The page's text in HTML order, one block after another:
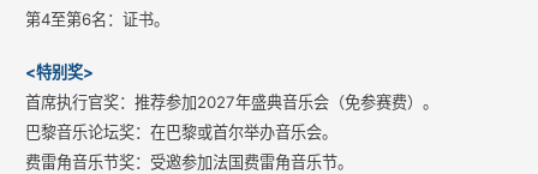
第4至第6名：证书。
<特别奖>
首席执行官奖：推荐参加2027年盛典音乐会（免参赛费）。
巴黎音乐论坛奖：在巴黎或首尔举办音乐会。
费雷角音乐节奖：受邀参加法国费雷角音乐节。